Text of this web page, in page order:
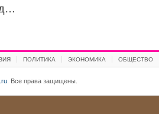
ПОЛИТИКА ЭКОНОМИКА ОБЩЕСТВО
. Все права защищены.